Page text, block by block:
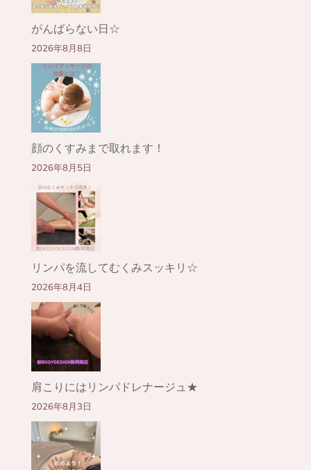
がんばらない日☆
2026年8月8日
顔のくすみまで取れます！
2026年8月5日
リンパを流してむくみスッキリ☆
2026年8月4日
肩こりにはリンパドレナージュ★
2026年8月3日